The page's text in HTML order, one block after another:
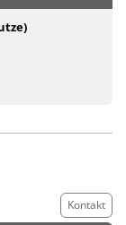
Kontakt